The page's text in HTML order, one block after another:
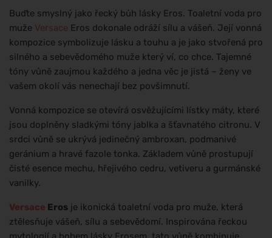
Buďte smyslný jako řecký bůh lásky Eros. Toaletní voda pro
muže Versace Eros dokonale odráží sílu a vášeň. Její vonná
kompozice symbolizuje lásku a touhu a je jako stvořená pro
silného a sebevědomého muže který ví, co chce. Tajemné
tóny vůně zaujmou každého a jedna věc je jistá – ženy ve
vašem okolí vás nenechají bez povšimnutí.
Vonná kompozice se otevírá osvěžujícími lístky máty, které
jsou doplněny sladkými tóny jablka a šťavnatého citronu. V
srdci vůně se ukrývá jedinečný ambroxan, podmanivé
geránium a hravé fazole tonka. Základem vůně prostupují
čisté esence mechu, hřejivého cedru, vetiveru a gurmánské
vanilky.
Versace Eros je ikonická toaletní voda pro muže, která
ztělesňuje vášeň, sílu a sebevědomí. Inspirována řeckou